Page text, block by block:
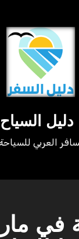
دليل السياح
العربي
في